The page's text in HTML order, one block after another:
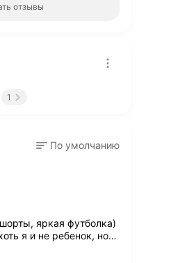
отзывы
1
По умолчанию
яркая футболка)
я и не ребенок, но…